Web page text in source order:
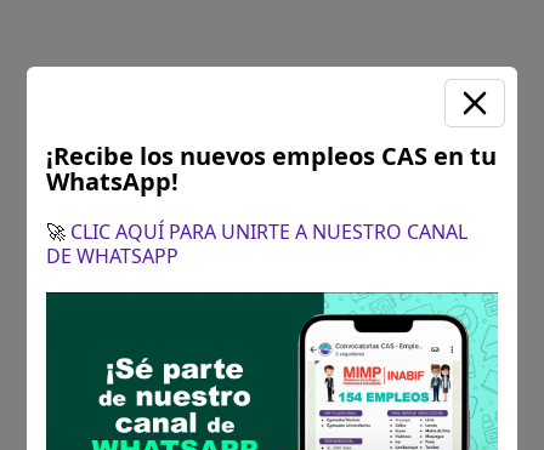
¡Recibe los nuevos empleos CAS en tu
WhatsApp!
🚀 CLIC AQUÍ PARA UNIRTE A NUESTRO CANAL
DE WHATSAPP